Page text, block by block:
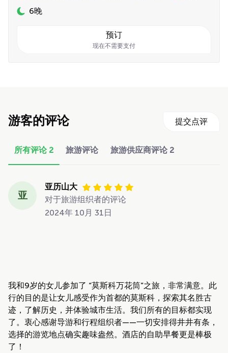
6晚
预订
现在不需要支付
游客的评论 提交点评
所有评论 2 旅游评论 旅游供应商评论 2
亚
亚历山大
对于旅游组织者的评论
2024年 10月 31日
我和9岁的女儿参加了 “莫斯科万花筒”之旅，非常满意。此
行的目的是让女儿感受作为首都的莫斯科，探索其名胜古
迹，了解历史，并体验城市生活。我们所有的目标都实现
了。衷心感谢导游和行程组织者——一切安排得井井有条，
选择的游览地点确实趣味盎然。酒店的自助早餐更是棒极
了！